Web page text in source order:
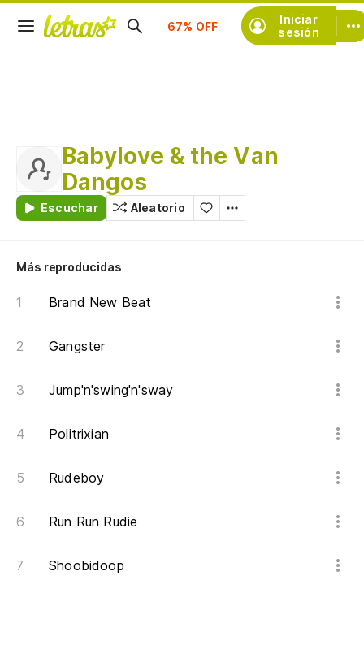
Iniciar
sesión
Babylove & the Van
Dangos
Escuchar Aleatorio
Más reproducidas
Brand New Beat
Gangster
Jump'n'swing'n'sway
Politrixian
Rudeboy
Run Run Rudie
Shoobidoop